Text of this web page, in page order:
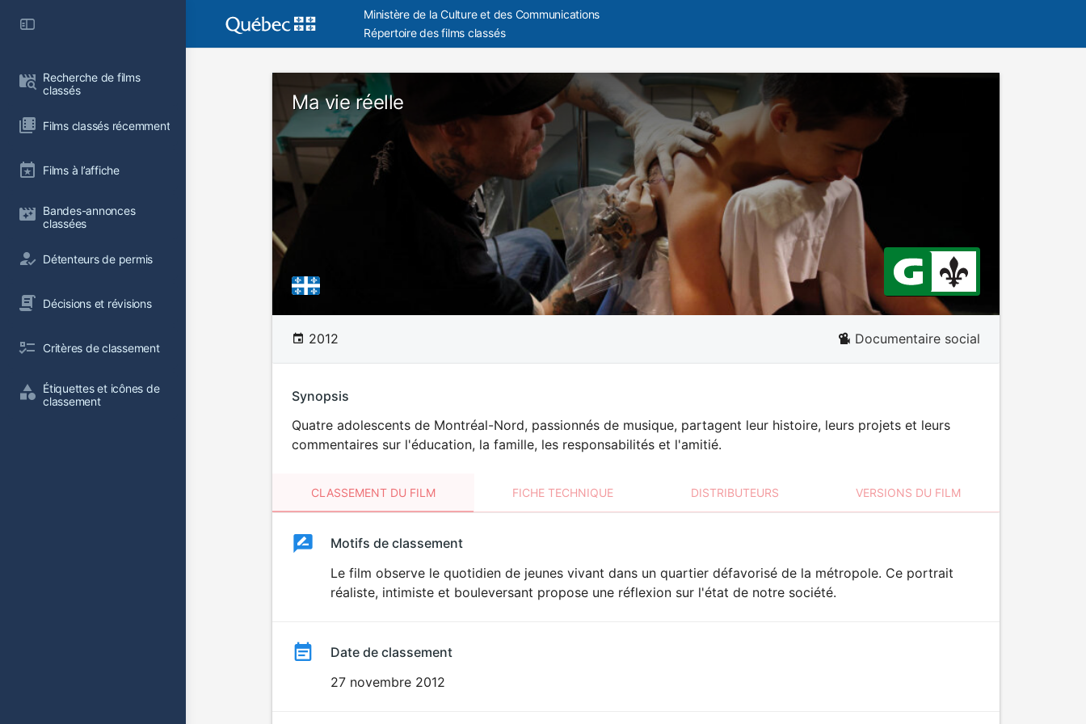
Recherche de films
classés
Films classés récemment
Films à l’affiche
Bandes-annonces
classées
Détenteurs de permis
Décisions et révisions
Critères de classement
Étiquettes et icônes de
classement
Ministère de la Culture et des Communications
Répertoire des films classés
Ma vie réelle
2012 Documentaire social
Synopsis
Quatre adolescents de Montréal-Nord, passionnés de musique, partagent leur histoire, leurs projets et leurs
commentaires sur l'éducation, la famille, les responsabilités et l'amitié.
CLASSEMENT DU FILM FICHE TECHNIQUE DISTRIBUTEURS VERSIONS DU FILM
ClassementClassement
Motifs de classement
Le film observe le quotidien de jeunes vivant dans un quartier défavorisé de la métropole. Ce portrait
réaliste, intimiste et bouleversant propose une réflexion sur l'état de notre société.
Date de classement
27 novembre 2012